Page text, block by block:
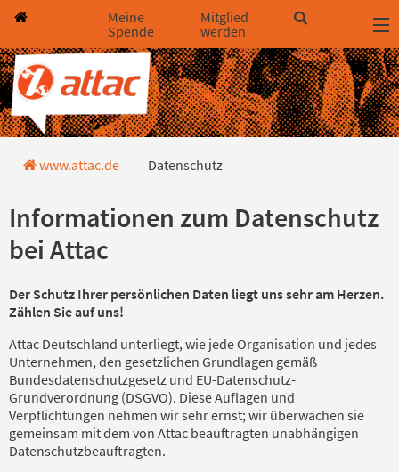
Direkt zum Hauptinhalt springen
Direkt zur Haupt-Navigation springen
Direkt zur Service-Navigation springen
Direkt zur Footer-Navigation springen
Direkt zum Footerinhalt springen
Meine
Spende
Mitglied
werden
Datenschutz
www.attac.de Datenschutz
Informationen zum Datenschutz
bei Attac
Der Schutz Ihrer persönlichen Daten liegt uns sehr am Herzen.
Zählen Sie auf uns!
Attac Deutschland unterliegt, wie jede Organisation und jedes
Unternehmen, den gesetz­lichen Grundlagen gemäß
Bundesdatenschutzgesetz und EU-Datenschutz-
Grundverordnung (DSGVO). Diese Auflagen und
Verpflichtungen nehmen wir sehr ernst; wir überwachen sie
gemeinsam mit dem von Attac beauftragten unabhängigen
Datenschutzbeauftragten.